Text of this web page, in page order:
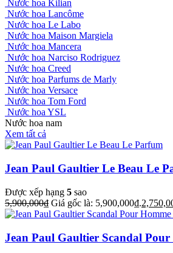
Nước hoa Kilian
Nước hoa Lancôme
Nước hoa Le Labo
Nước hoa Maison Margiela
Nước hoa Mancera
Nước hoa Narciso Rodriguez
Nước hoa Creed
Nước hoa Parfums de Marly
Nước hoa Versace
Nước hoa Tom Ford
Nước hoa YSL
Nước hoa nam
Xem tất cả
Jean Paul Gaultier Le Beau Le
Được xếp hạng 5 sao
5,900,000₫ Giá gốc là: 5,900,000₫.
Jean Paul Gaultier Scandal Pour